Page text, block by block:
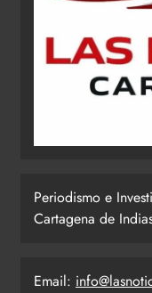
Periodismo e
Cartagena de
Email: